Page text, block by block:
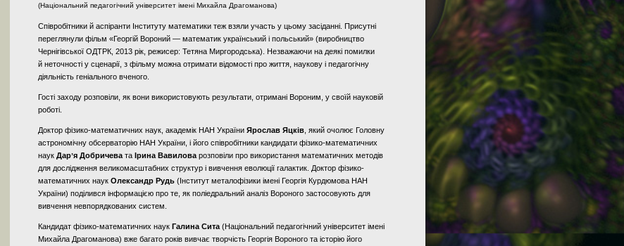
(Національний педагогічний університет імені Михайла Драгоманова)
Співробітники й аспіранти Інституту математики теж взяли участь у цьому засіданні. Присутні
переглянули фільм «Георгій Вороний — математик український і польський» (виробництво
Чернігівської ОДТРК, 2013 рік, режисер: Тетяна Миргородська). Незважаючи на деякі помилки
й неточності у сценарії, з фільму можна отримати відомості про життя, наукову і педагогічну
діяльність геніального вченого.
Гості заходу розповіли, як вони використовують результати, отримані Вороним, у своїй науковій
роботі.
Доктор фізико-математичних наук, академік НАН України Ярослав Яцків , який очолює Головну
астрономічну обсерваторію НАН України, і його співробітники кандидати фізико‑математичних
наук Дарʼя Добричева та Ірина Вавилова розповіли про використання математичних методів
для дослідження великомасштабних структур і вивчення еволюції галактик. Доктор фізико-
математичних наук Олександр Рудь (Інститут металофізики імені Георгія Курдюмова НАН
України) поділився інформацією про те, як поліедральний аналіз Вороного застосовують для
вивчення невпорядкованих систем.
Кандидат фізико-математичних наук Галина Сита (Національний педагогічний університет імені
Михайла Драгоманова) вже багато років вивчає творчість Георгія Вороного та історію його